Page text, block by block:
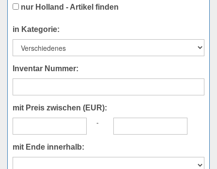
nur Holland - Artikel finden
in Kategorie:
Inventar Nummer:
mit Preis zwischen (EUR):
-
mit Ende innerhalb: